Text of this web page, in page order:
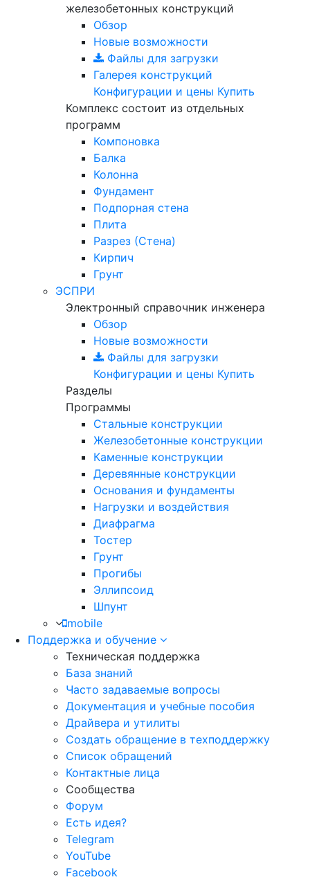
железобетонных конструкций
Обзор
Новые возможности
Файлы для загрузки
Галерея конструкций
Конфигурации и цены Купить
Комплекс состоит из отдельных
программ
Компоновка
Балка
Колонна
Фундамент
Подпорная стена
Плита
Разрез (Стена)
Кирпич
Грунт
ЭСПРИ
Электронный справочник инженера
Обзор
Новые возможности
Файлы для загрузки
Конфигурации и цены Купить
Разделы
Программы
Стальные конструкции
Железобетонные конструкции
Каменные конструкции
Деревянные конструкции
Основания и фундаменты
Нагрузки и воздействия
Диафрагма
Тостер
Грунт
Прогибы
Эллипсоид
Шпунт
mobile
Поддержка и обучение
Техническая поддержка
База знаний
Часто задаваемые вопросы
Документация и учебные пособия
Драйвера и утилиты
Создать обращение в техподдержку
Список обращений
Контактные лица
Сообщества
Форум
Есть идея?
Telegram
YouTube
Facebook